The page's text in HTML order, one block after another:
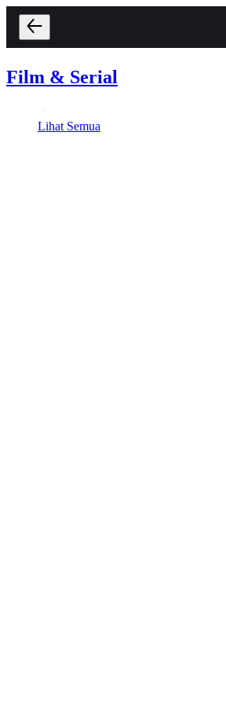
Film & Serial
Lihat Semua